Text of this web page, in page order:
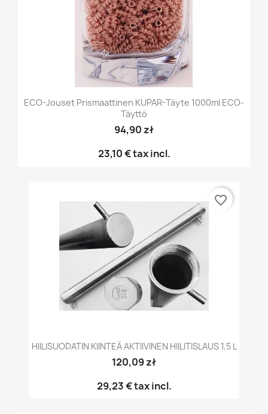
ECO-Jouset Prismaattinen KUPAR-Täyte 1000ml ECO-
Täyttö
94,90 zł
23,10 €tax incl.
HIILISUODATIN KIINTEÄ AKTIIVINEN HIILITISLAUS 1,5 L
120,09 zł
29,23 €tax incl.
favorite_border